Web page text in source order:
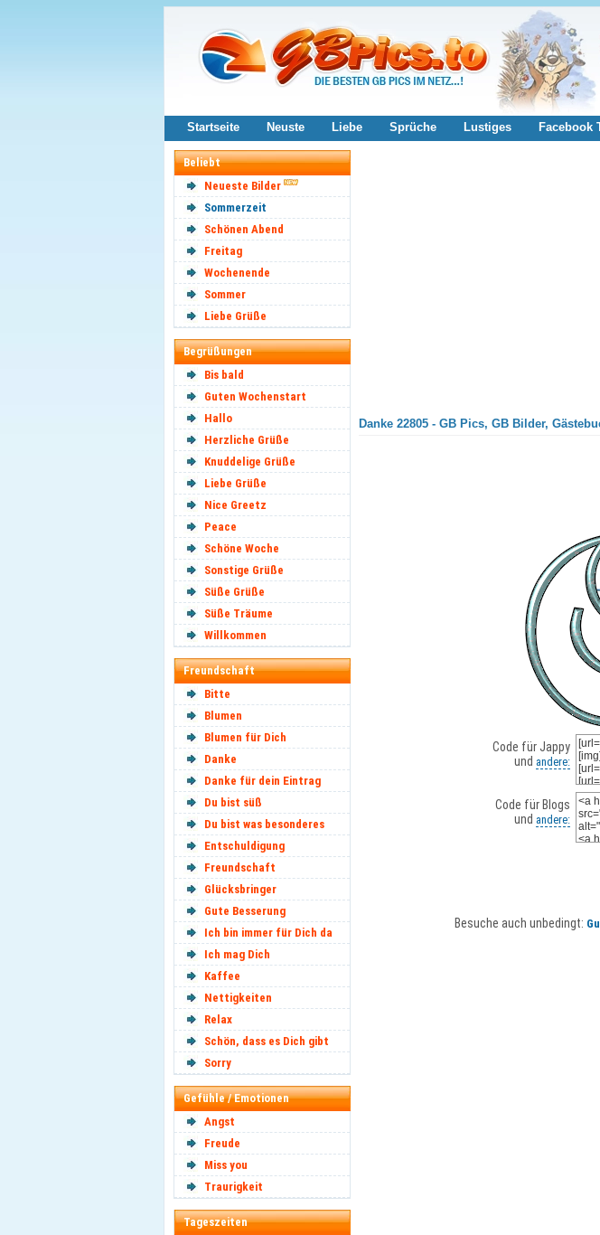
Startseite Neuste Liebe Sprüche Lustiges Facebook
Beliebt
Neueste Bilder
Sommerzeit
Schönen Abend
Freitag
Wochenende
Sommer
Liebe Grüße
Begrüßungen
Bis bald
Guten Wochenstart
Hallo
Herzliche Grüße
Knuddelige Grüße
Liebe Grüße
Nice Greetz
Peace
Schöne Woche
Sonstige Grüße
Süße Grüße
Süße Träume
Willkommen
Freundschaft
Bitte
Blumen
Blumen für Dich
Danke
Danke für dein Eintrag
Du bist süß
Du bist was besonderes
Entschuldigung
Freundschaft
Glücksbringer
Gute Besserung
Ich bin immer für Dich da
Ich mag Dich
Kaffee
Nettigkeiten
Relax
Schön, dass es Dich gibt
Sorry
Gefühle / Emotionen
Angst
Freude
Miss you
Traurigkeit
Tageszeiten
Danke 22805 - GB Pics, GB Bilder,
Code für Jappy
und andere:
Code für Blogs
und andere:
Besuche auch unbedingt: